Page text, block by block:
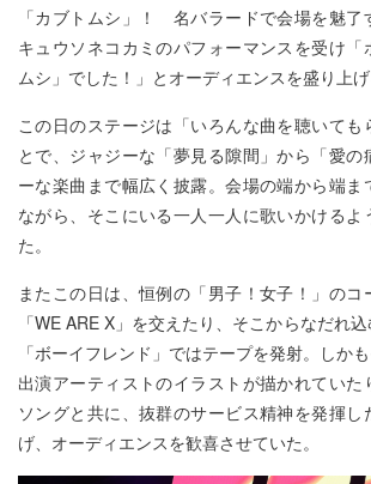
「カブトムシ」！ 名バラードで会場を魅了
キュウソネコカミのパフォーマンスを受け「
ムシ」でした！」とオーディエンスを盛り上げ
この日のステージは「いろんな曲を聴いても
とで、ジャジーな「夢見る隙間」から「愛
ーな楽曲まで幅広く披露。会場の端から端ま
ながら、そこにいる一人一人に歌いかけるよ
た。
またこの日は、恒例の「男子！女子！」のコ
「WE ARE X」を交えたり、そこからなだれ
「ボーイフレンド」ではテープを発射。しか
出演アーティストのイラストが描かれていた
ソングと共に、抜群のサービス精神を発揮
げ、オーディエンスを歓喜させていた。